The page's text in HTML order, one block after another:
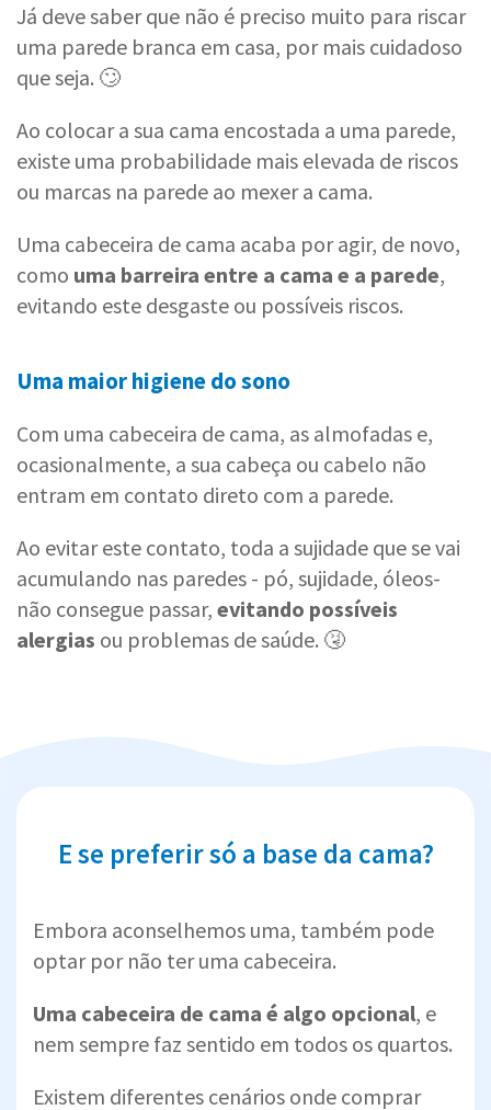
Já deve saber que não é preciso muito para riscar
uma parede branca em casa, por mais cuidadoso
que seja. 🙄
Ao colocar a sua cama encostada a uma parede,
existe uma probabilidade mais elevada de riscos
ou marcas na parede ao mexer a cama.
Uma cabeceira de cama acaba por agir, de novo,
como uma barreira entre a cama e a parede,
evitando este desgaste ou possíveis riscos.
Uma maior higiene do sono
Com uma cabeceira de cama, as almofadas e,
ocasionalmente, a sua cabeça ou cabelo não
entram em contato direto com a parede.
Ao evitar este contato, toda a sujidade que se vai
acumulando nas paredes - pó, sujidade, óleos-
não consegue passar, evitando possíveis
alergias ou problemas de saúde. 🤧
E se preferir só a base da cama?
Embora aconselhemos uma, também pode
optar por não ter uma cabeceira.
Uma cabeceira de cama é algo opcional, e
nem sempre faz sentido em todos os quartos.
Existem diferentes cenários onde comprar